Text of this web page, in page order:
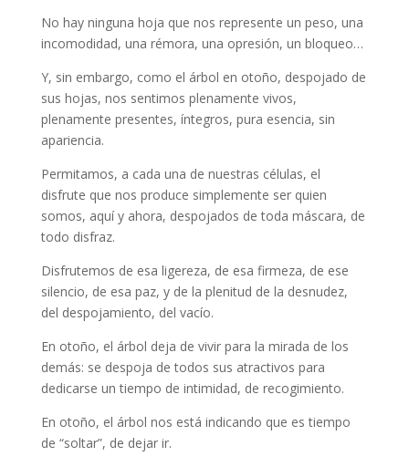
No hay ninguna hoja que nos represente un peso, una
incomodidad, una rémora, una opresión, un bloqueo…
Y, sin embargo, como el árbol en otoño, despojado de
sus hojas, nos sentimos plenamente vivos,
plenamente presentes, íntegros, pura esencia, sin
apariencia.
Permitamos, a cada una de nuestras células, el
disfrute que nos produce simplemente ser quien
somos, aquí y ahora, despojados de toda máscara, de
todo disfraz.
Disfrutemos de esa ligereza, de esa firmeza, de ese
silencio, de esa paz, y de la plenitud de la desnudez,
del despojamiento, del vacío.
En otoño, el árbol deja de vivir para la mirada de los
demás: se despoja de todos sus atractivos para
dedicarse un tiempo de intimidad, de recogimiento.
En otoño, el árbol nos está indicando que es tiempo
de “soltar”, de dejar ir.